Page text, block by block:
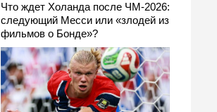
Что ждет Холанда после ЧМ-2026:
следующий Месси или «злодей из
фильмов о Бонде»?